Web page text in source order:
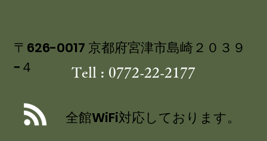
ルク 飯尾醸造 富士酢プレミアム使用
〒626-0017 京都府宮津市島崎２０３９
−４
Tell : 0772-22-2177
全館WiFi対応しております。